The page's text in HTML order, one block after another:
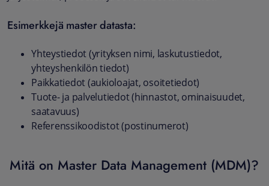
Esimerkkejä master datasta:
Yhteystiedot (yrityksen nimi, laskutustiedot,
yhteyshenkilön tiedot)
Paikkatiedot (aukioloajat, osoitetiedot)
Tuote- ja palvelutiedot (hinnastot, ominaisuudet,
saatavuus)
Referenssikoodistot (postinumerot)
Mitä on Master Data Management (MDM)?